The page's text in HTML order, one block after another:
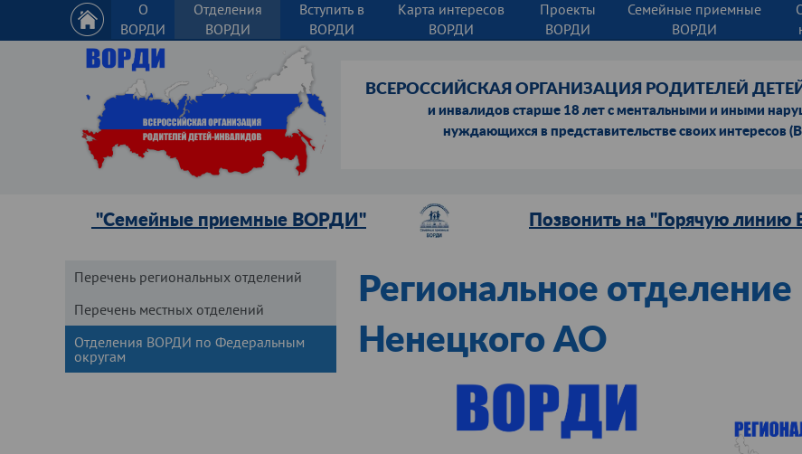
О
ВОРДИ
Отделения
ВОРДИ
Вступить в
ВОРДИ
Карта интересов
ВОРДИ
Проекты
ВОРДИ
Семейные приемные
ВОРДИ
ВСЕРОССИЙСКАЯ ОРГАНИЗАЦИЯ РОДИТЕЛЕЙ
и инвалидов старше 18 лет с ментальными и иными
нуждающихся в представительстве своих интересов
"Семейные приемные ВОРДИ" Позвонить на "Горячую
Региональное
Ненецкого АО
Перечень региональных отделений
Перечень местных отделений
Отделения ВОРДИ по Федеральным
округам